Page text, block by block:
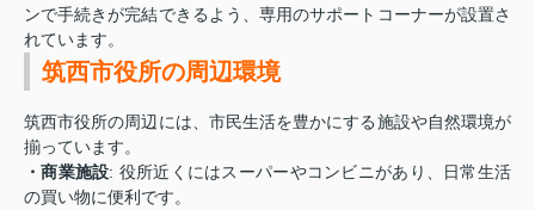
ンで手続きが完結できるよう、専用のサポートコーナーが設置さ
れています。
筑西市役所の周辺環境
筑西市役所の周辺には、市民生活を豊かにする施設や自然環境が
揃っています。
・商業施設: 役所近くにはスーパーやコンビニがあり、日常生活
の買い物に便利です。